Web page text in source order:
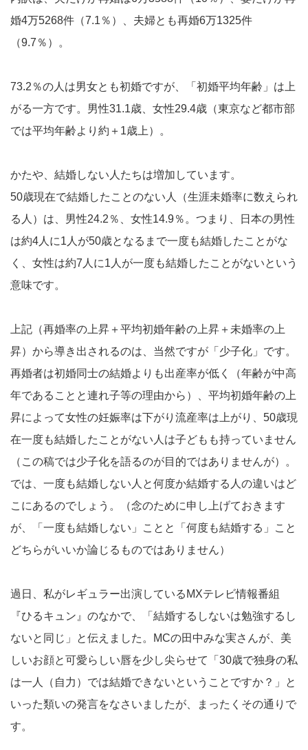
婚4万5268件（7.1％）、夫婦とも再婚6万1325件
（9.7％）。
73.2％の人は男女とも初婚ですが、「初婚平均年齢」は上
がる一方です。男性31.1歳、女性29.4歳（東京など都市部
では平均年齢より約＋1歳上）。
かたや、結婚しない人たちは増加しています。
50歳現在で結婚したことのない人（生涯未婚率に数えられ
る人）は、男性24.2％、女性14.9％。つまり、日本の男性
は約4人に1人が50歳となるまで一度も結婚したことがな
く、女性は約7人に1人が一度も結婚したことがないという
意味です。
上記（再婚率の上昇＋平均初婚年齢の上昇＋未婚率の上
昇）から導き出されるのは、当然ですが「少子化」です。
再婚者は初婚同士の結婚よりも出産率が低く（年齢が中高
年であることと連れ子等の理由から）、平均初婚年齢の上
昇によって女性の妊娠率は下がり流産率は上がり、50歳現
在一度も結婚したことがない人は子どもも持っていません
（この稿では少子化を語るのが目的ではありませんが）。
では、一度も結婚しない人と何度か結婚する人の違いはど
こにあるのでしょう。（念のために申し上げておきます
が、「一度も結婚しない」ことと「何度も結婚する」こと
どちらがいいか論じるものではありません）
過日、私がレギュラー出演しているMXテレビ情報番組
『ひるキュン』のなかで、「結婚するしないは勉強するし
ないと同じ」と伝えました。MCの田中みな実さんが、美
しいお顔と可愛らしい唇を少し尖らせて「30歳で独身の私
は一人（自力）では結婚できないということですか？」と
いった類いの発言をなさいましたが、まったくその通りで
す。